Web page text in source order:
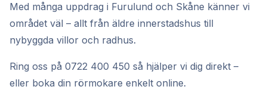
Med många uppdrag i Furulund och Skåne känner vi
området väl – allt från äldre innerstadshus till
nybyggda villor och radhus.
Ring oss på 0722 400 450 så hjälper vi dig direkt –
eller boka din rörmokare enkelt online.